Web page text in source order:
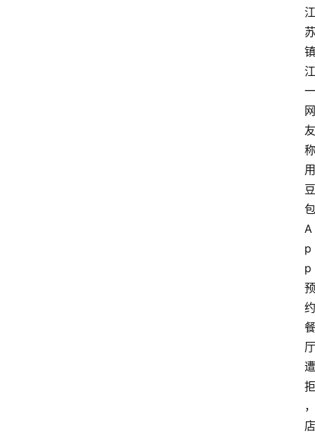
江
苏
镇
江
一
网
友
称
用
豆
包
A
p
p
预
约
餐
厅
遭
拒
，
店